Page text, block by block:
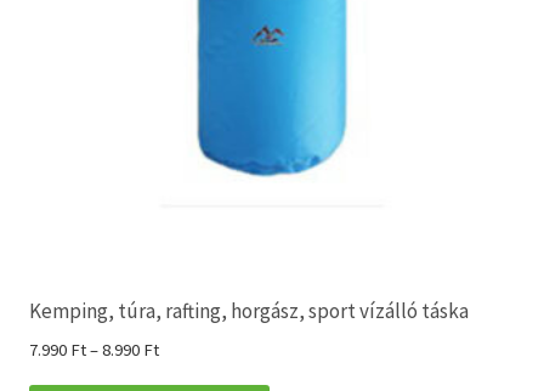
Kemping, túra, rafting, horgász, sport vízálló táska
7.990 Ft–8.990 FtÁrtartomány: